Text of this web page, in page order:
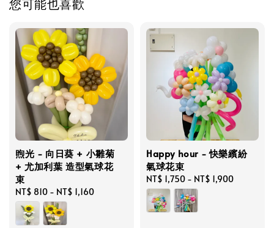
您可能也喜歡
煦光 - 向日葵 + 小雛菊
+ 尤加利葉 造型氣球花
束
Regular
price
NT$ 810 - NT$ 1,160
Happy hour - 快樂繽紛
氣球花束
Regular
price
NT$ 1,750 - NT$ 1,900